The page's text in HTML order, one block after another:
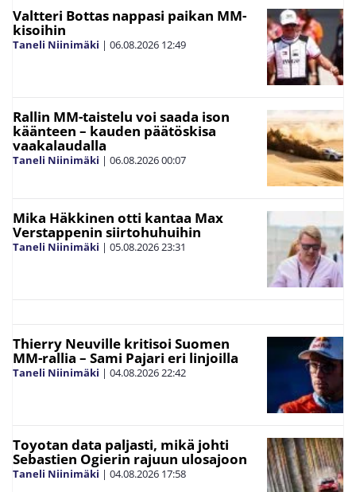
Valtteri Bottas nappasi paikan MM-
kisoihin
Taneli Niinimäki | 06.08.2026 12:49
Rallin MM-taistelu voi saada ison
käänteen – kauden päätöskisa
vaakalaudalla
Taneli Niinimäki | 06.08.202600:07
Mika Häkkinen otti kantaa Max
Verstappenin siirtohuhuihin
Taneli Niinimäki | 05.08.202623:31
Thierry Neuville kritisoi Suomen
MM-rallia – Sami Pajari eri linjoilla
Taneli Niinimäki | 04.08.202622:42
Toyotan data paljasti, mikä johti
Sebastien Ogierin rajuun ulosajoon
Taneli Niinimäki | 04.08.2026 17:58